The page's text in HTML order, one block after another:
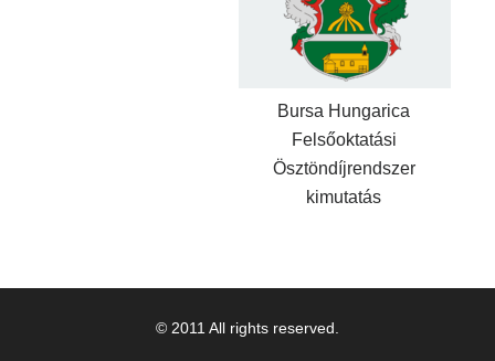
Bursa Hungarica
Felsőoktatási
Ösztöndíjrendszer
kimutatás
© 2011 All rights reserved.